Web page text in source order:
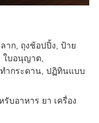
าก, ถุงช้อปปิ้ง, ป้าย
ใบอนุญาต,
ำกระดาน, ปฏิทินแบบ
บอาหาร ยา เครื่อง